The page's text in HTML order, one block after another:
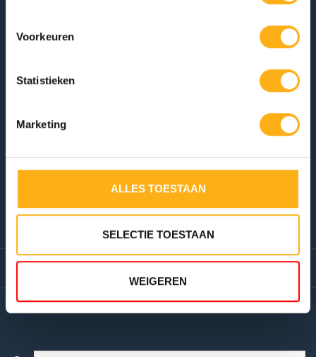
Voorkeuren
Statistieken
Marketing
ALLES TOESTAAN
SELECTIE TOESTAAN
WEIGEREN
ACIER
ACIER/
FLUID ROWERS
INFORMATIONS
MON COMPTE